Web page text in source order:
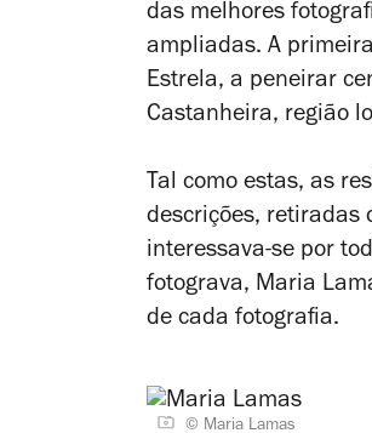
das melhores
ampliadas. A
Estrela, a peneirar
Castanheira, região
Tal como estas, as
descrições, retiradas
interessava-se por
fotograva, Maria
de cada fotografia.
© Maria Lamas